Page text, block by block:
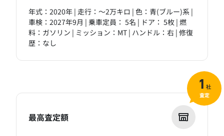
年式：2020年 | 走行：～2万キロ | 色：青(ブルー)系 |
車検：2027年9月 | 乗車定員： 5名 | ドア： 5枚 | 燃
料：ガソリン | ミッション：MT | ハンドル：右 | 修復
歴：なし
最高査定額
1 社
査定